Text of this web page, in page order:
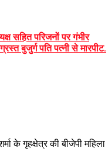
सहित परिजनों पर गंभीर
बुजुर्ग पति पत्नी से मारपीट.
के गृहक्षेत्र की बीजेपी महिला